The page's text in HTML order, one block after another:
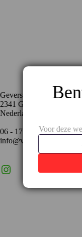
Geversstraat 35
2341 GA Oegstgeest
Nederland
06 - 17 59 02 94
info@vinopronto.nl
InstagramLinkedIn
Voor deze